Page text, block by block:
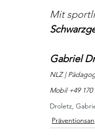
Mit
Gabriel
NLZ |
Mobil +49 170
Droletz,